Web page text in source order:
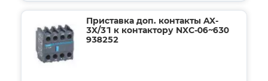
Приставка доп. контакты AX-
3X/31 к контактору NXC-06~630
938252